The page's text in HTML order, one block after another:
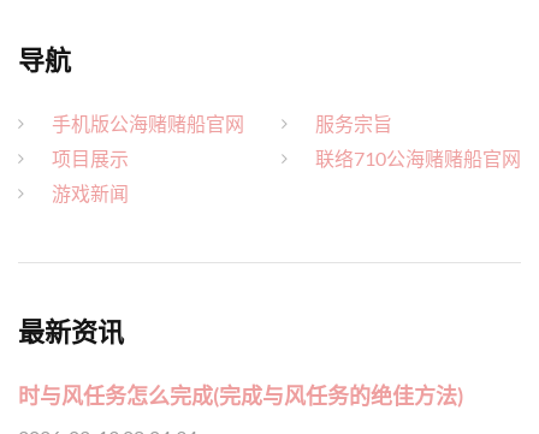
导航
手机版公海赌赌船官网
项目展示
游戏新闻
服务宗旨
联络710公海赌赌船官网
最新资讯
时与风任务怎么完成(完成与风任务的绝佳方法)